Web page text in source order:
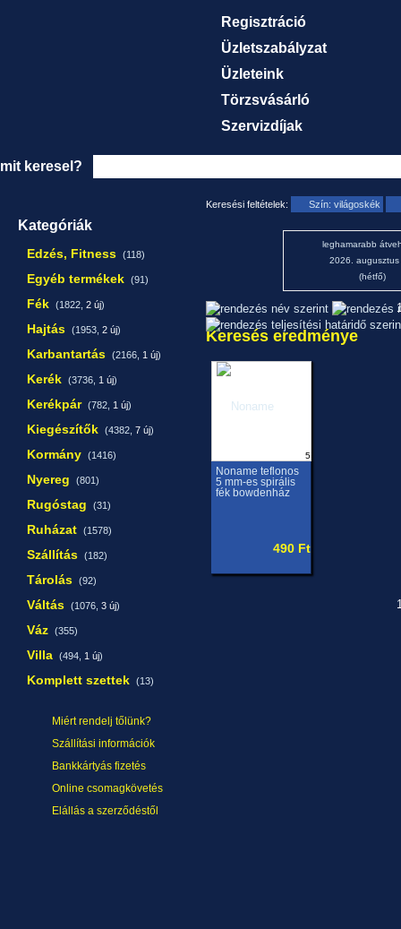
Regisztráció
Üzletszabályzat
Üzleteink
Törzsvásárló
Szervizdíjak
mit keresel?
Kategóriák
Edzés, Fitness (118)
Egyéb termékek (91)
Fék (1822, 2 új)
Hajtás (1953, 2 új)
Karbantartás (2166, 1 új)
Kerék (3736, 1 új)
Kerékpár (782, 1 új)
Kiegészítők (4382, 7 új)
Kormány (1416)
Nyereg (801)
Rugóstag (31)
Ruházat (1578)
Szállítás (182)
Tárolás (92)
Váltás (1076, 3 új)
Váz (355)
Villa (494, 1 új)
Komplett szettek (13)
Miért rendelj tőlünk?
Szállítási információk
Bankkártyás fizetés
Online csomagkövetés
Elállás a szerződéstől
Keresési feltételek: Szín: világoskék
leghamarabb
2026. augusztus
(hétfő)
Keresés eredménye
5
Noname teflonos
5 mm-es spirális
fék bowdenház
490 Ft